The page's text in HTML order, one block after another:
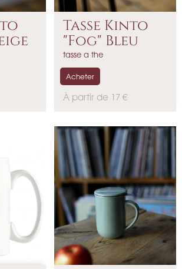
Tasse Kinto
"Fog" Bleu
tasse a the
P
x
À partir de 17 €
Acheter